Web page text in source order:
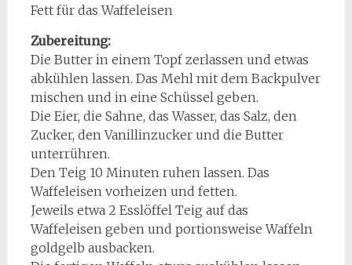
Fett für das Waffeleisen
Zubereitung:
Die Butter in einem Topf zerlassen und etwas
abkühlen lassen. Das Mehl mit dem Backpulver
mischen und in eine Schüssel geben.
Die Eier, die Sahne, das Wasser, das Salz, den
Zucker, den Vanillinzucker und die Butter
unterrühren.
Den Teig 10 Minuten ruhen lassen. Das
Waffeleisen vorheizen und fetten.
Jeweils etwa 2 Esslöffel Teig auf das
Waffeleisen geben und portionsweise Waffeln
goldgelb ausbacken.